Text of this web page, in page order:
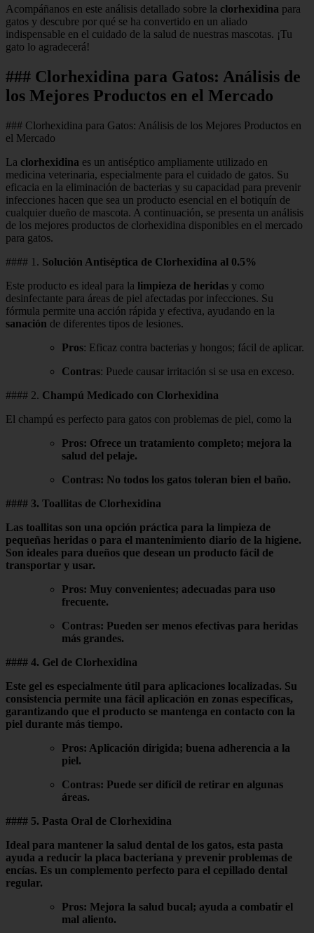
Acompáñanos en este análisis detallado sobre la clorhexidina para
gatos y descubre por qué se ha convertido en un aliado
indispensable en el cuidado de la salud de nuestras mascotas. ¡Tu
gato lo agradecerá!
### Clorhexidina para Gatos: Análisis de
los Mejores Productos en el Mercado
### Clorhexidina para Gatos: Análisis de los Mejores Productos en
el Mercado
La clorhexidina es un antiséptico ampliamente utilizado en
medicina veterinaria, especialmente para el cuidado de gatos. Su
eficacia en la eliminación de bacterias y su capacidad para prevenir
infecciones hacen que sea un producto esencial en el botiquín de
cualquier dueño de mascota. A continuación, se presenta un análisis
de los mejores productos de clorhexidina disponibles en el mercado
para gatos.
#### 1. Solución Antiséptica de Clorhexidina al 0.5%
Este producto es ideal para la limpieza de heridas y como
desinfectante para áreas de piel afectadas por infecciones. Su
fórmula permite una acción rápida y efectiva, ayudando en la
sanación de diferentes tipos de lesiones.
Pros: Eficaz contra bacterias y hongos; fácil de aplicar.
Contras: Puede causar irritación si se usa en exceso.
#### 2. Champú Medicado con Clorhexidina
El champú es perfecto para gatos con problemas de piel, como la
Pros: Ofrece un tratamiento completo; mejora la
salud del pelaje.
Contras: No todos los gatos toleran bien el baño.
#### 3. Toallitas de Clorhexidina
Las toallitas son una opción práctica para la limpieza de
pequeñas heridas o para el mantenimiento diario de la higiene.
Son ideales para dueños que desean un producto fácil de
transportar y usar.
Pros: Muy convenientes; adecuadas para uso
frecuente.
Contras: Pueden ser menos efectivas para heridas
más grandes.
#### 4. Gel de Clorhexidina
Este gel es especialmente útil para aplicaciones localizadas. Su
consistencia permite una fácil aplicación en zonas específicas,
garantizando que el producto se mantenga en contacto con la
piel durante más tiempo.
Pros: Aplicación dirigida; buena adherencia a la
piel.
Contras: Puede ser difícil de retirar en algunas
áreas.
#### 5. Pasta Oral de Clorhexidina
Ideal para mantener la salud dental de los gatos, esta pasta
ayuda a reducir la placa bacteriana y prevenir problemas de
encías. Es un complemento perfecto para el cepillado dental
regular.
Pros: Mejora la salud bucal; ayuda a combatir el
mal aliento.